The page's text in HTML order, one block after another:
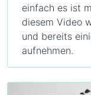
einfach es ist
diesem Video
und bereits
aufnehmen.